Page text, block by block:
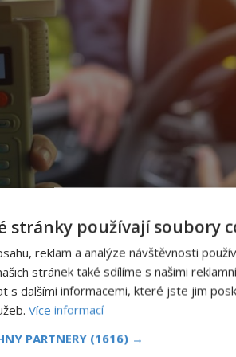
dechem bude možná brzy minulostí.
do přístroje
třeba, aby kontrolovaný
testovací proužek přiložit
ztmavne, tím více člověk vypil
stránky používají soubory
reklam a analýze návštěvnosti
stránek také sdílíme s našimi
s dalšími informacemi, které jste jim
Více informací
PARTNERY (1616) →